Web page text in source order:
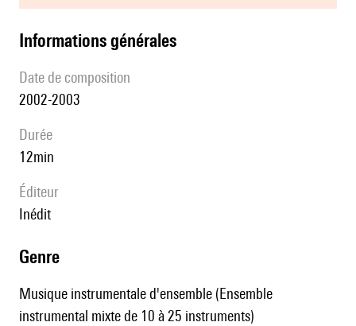
informations générales
date de composition
2002-2003
durée
12min
éditeur
Inédit
genre
Musique instrumentale d'ensemble (Ensemble
instrumental mixte de 10 à 25 instruments)